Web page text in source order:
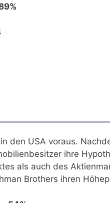
den USA voraus.
ihre
als auch des
Brothers ihren